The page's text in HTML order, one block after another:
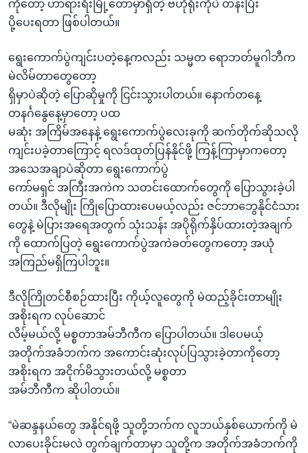
ကိုတော့ ဟာရားရီးမြို့တော်မှာရှိတဲ့ ဗဟိုရုံးကိုပဲ တန်းပြီး
ပို့ပေးရတာ ဖြစ်ပါတယ်။
ရွေးကောက်ပွဲကျင်းပတဲ့နေ့ကလည်း သမ္မတ ရောဘတ်မူဂါဘီက
မဲလိမ်တာတွေတော့
ရှိမှာပဲဆိုတဲ့ ပြောဆိုမှုကို ငြင်းသွားပါတယ်။ နောက်တနေ့
တနင်္ဂနွေနေ့မှာတော့ ပထ
မဆုံး အကြိမ်အနေနဲ့ ရွေးကောက်ပွဲလေးခုကို ဆက်တိုက်ဆိုသလို
ကျင်းပခဲ့တာကြောင့် ရလဒ်ထုတ်ပြန်နိုင်ဖို့ ကြန့်ကြာမှာကတော့
အသေအချာပဲဆိုတာ ရွေးကောက်ပွဲ
ကော်မရှင် အကြီးအကဲက သတင်းထောက်တွေကို ပြောသွားခဲ့ပါ
တယ်။ ဒီလိုမျိုး ကြိုပြောထားပေမယ့်လည်း ဇင်ဘာဘွေနိုင်ငံသား
တွေနဲ့ မဲပြားအရေအတွက် သုံးသန်း အပိုရိုက်နှိပ်ထားတဲ့အချက်
ကို ထောက်ပြတဲ့ ရွေးကောက်ပွဲအကဲခတ်တွေကတော့ အယုံ
အကြည်မရှိကြပါဘူး။
ဒီလိုကြိုတင်စီစဉ်ထားပြီး ကိုယ့်လူတွေကို မဲထည့်ခိုင်းတာမျိုး
အစိုးရက လုပ်ဆောင်
လိမ့်မယ်လို့ မစ္စတာအမ်ဘီကီက ပြောပါတယ်။ ဒါပေမယ့်
အတိုက်အခံဘက်က အကောင်းဆုံးလုပ်ပြသွားခဲ့တာကိုတော့
အစိုးရက အငိုက်မိသွားတယ်လို့ မစ္စတာ
အမ်ဘီကီက ဆိုပါတယ်။
“မဲဆန္ဒနယ်တွေ အနိုင်ရဖို့ သူတို့ဘက်က လူဘယ်နှစ်ယောက်ကို မဲ
လာပေးခိုင်းမလဲ တွက်ချက်တာမှာ သူတို့က အတိုက်အခံဘက်ကို